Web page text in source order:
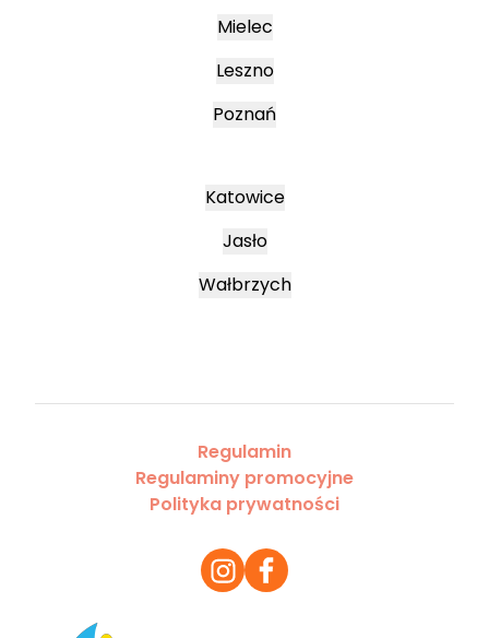
Mielec
Leszno
Poznań
Katowice
Jasło
Wałbrzych
Regulamin
Regulaminy promocyjne
Polityka prywatności